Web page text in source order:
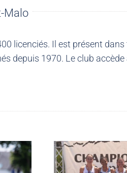
Malo
licenciés. Il est présent
depuis 1970. Le club